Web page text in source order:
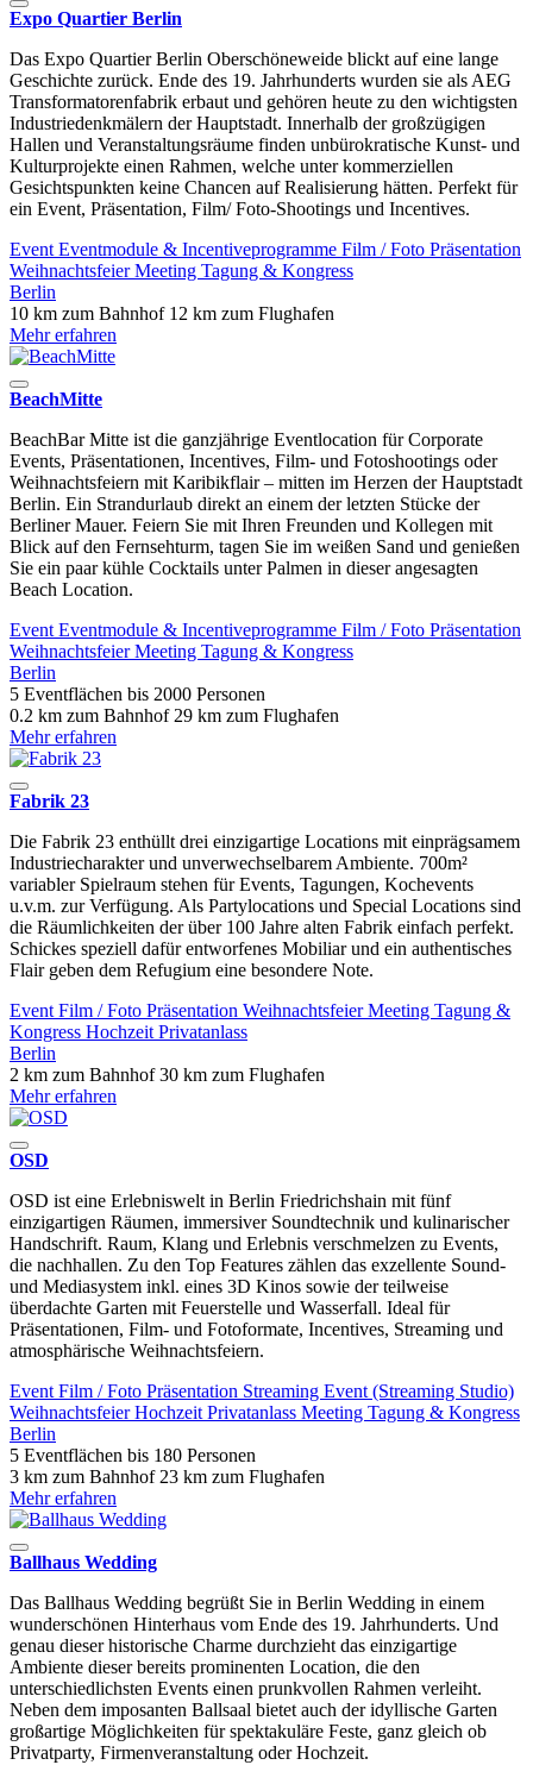
Expo Quartier Berlin
Das Expo Quartier Berlin Oberschöneweide blickt auf eine lange
Geschichte zurück. Ende des 19. Jahrhunderts wurden sie als AEG
Transformatorenfabrik erbaut und gehören heute zu den wichtigsten
Industriedenkmälern der Hauptstadt. Innerhalb der großzügigen
Hallen und Veranstaltungsräume finden unbürokratische Kunst- und
Kulturprojekte einen Rahmen, welche unter kommerziellen
Gesichtspunkten keine Chancen auf Realisierung hätten. Perfekt für
ein Event, Präsentation, Film/ Foto-Shootings und Incentives.
Event Eventmodule & Incentiveprogramme Film / Foto Präsentation
WeihnachtsfeierMeeting Tagung & Kongress
Berlin
10 km zum Bahnhof 12 km zum Flughafen
Mehr erfahren
BeachMitte
BeachBar Mitte ist die ganzjährige Eventlocation für Corporate
Events, Präsentationen, Incentives, Film- und Fotoshootings oder
Weihnachtsfeiern mit Karibikflair – mitten im Herzen der Hauptstadt
Berlin. Ein Strandurlaub direkt an einem der letzten Stücke der
Berliner Mauer. Feiern Sie mit Ihren Freunden und Kollegen mit
Blick auf den Fernsehturm, tagen Sie im weißen Sand und genießen
Sie ein paar kühle Cocktails unter Palmen in dieser angesagten
Beach Location.
Event Eventmodule & Incentiveprogramme Film / Foto Präsentation
WeihnachtsfeierMeeting Tagung & Kongress
Berlin
5 Eventflächen bis 2000 Personen
0.2 km zum Bahnhof 29 km zum Flughafen
Mehr erfahren
Fabrik 23
Die Fabrik 23 enthüllt drei einzigartige Locations mit einprägsamem
Industriecharakter und unverwechselbarem Ambiente. 700m²
variabler Spielraum stehen für Events, Tagungen, Kochevents
u.v.m. zur Verfügung. Als Partylocations und Special Locations sind
die Räumlichkeiten der über 100 Jahre alten Fabrik einfach perfekt.
Schickes speziell dafür entworfenes Mobiliar und ein authentisches
Flair geben dem Refugium eine besondere Note.
Event Film / Foto Präsentation WeihnachtsfeierMeeting Tagung &
Kongress Hochzeit Privatanlass
Berlin
2 km zum Bahnhof30 km zum Flughafen
Mehr erfahren
OSD
OSD ist eine Erlebniswelt in Berlin Friedrichshain mit fünf
einzigartigen Räumen, immersiver Soundtechnik und kulinarischer
Handschrift. Raum, Klang und Erlebnis verschmelzen zu Events,
die nachhallen. Zu den Top Features zählen das exzellente Sound-
und Mediasystem inkl. eines 3D Kinos sowie der teilweise
überdachte Garten mit Feuerstelle und Wasserfall. Ideal für
Präsentationen, Film- und Fotoformate, Incentives, Streaming und
atmosphärische Weihnachtsfeiern.
Event Film / Foto Präsentation Streaming Event (Streaming Studio)
WeihnachtsfeierHochzeit Privatanlass Meeting Tagung & Kongress
Berlin
5 Eventflächen bis 180 Personen
3 km zum Bahnhof 23 km zum Flughafen
Mehr erfahren
Ballhaus Wedding
Das Ballhaus Wedding begrüßt Sie in Berlin Wedding in einem
wunderschönen Hinterhaus vom Ende des 19. Jahrhunderts. Und
genau dieser historische Charme durchzieht das einzigartige
Ambiente dieser bereits prominenten Location, die den
unterschiedlichsten Events einen prunkvollen Rahmen verleiht.
Neben dem imposanten Ballsaal bietet auch der idyllische Garten
großartige Möglichkeiten für spektakuläre Feste, ganz gleich ob
Privatparty, Firmenveranstaltung oder Hochzeit.